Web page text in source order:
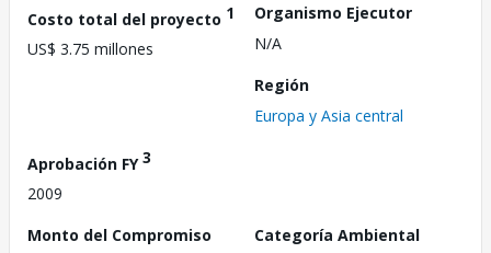
Costo total del proyecto 1
US$ 3.75 millones
Organismo Ejecutor
N/A
Región
Europa y Asia central
Aprobación FY3
2009
Monto del Compromiso
Categoría Ambiental